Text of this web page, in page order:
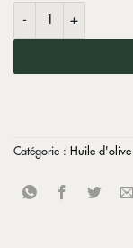
quantité de Huile
Catégorie : Huile